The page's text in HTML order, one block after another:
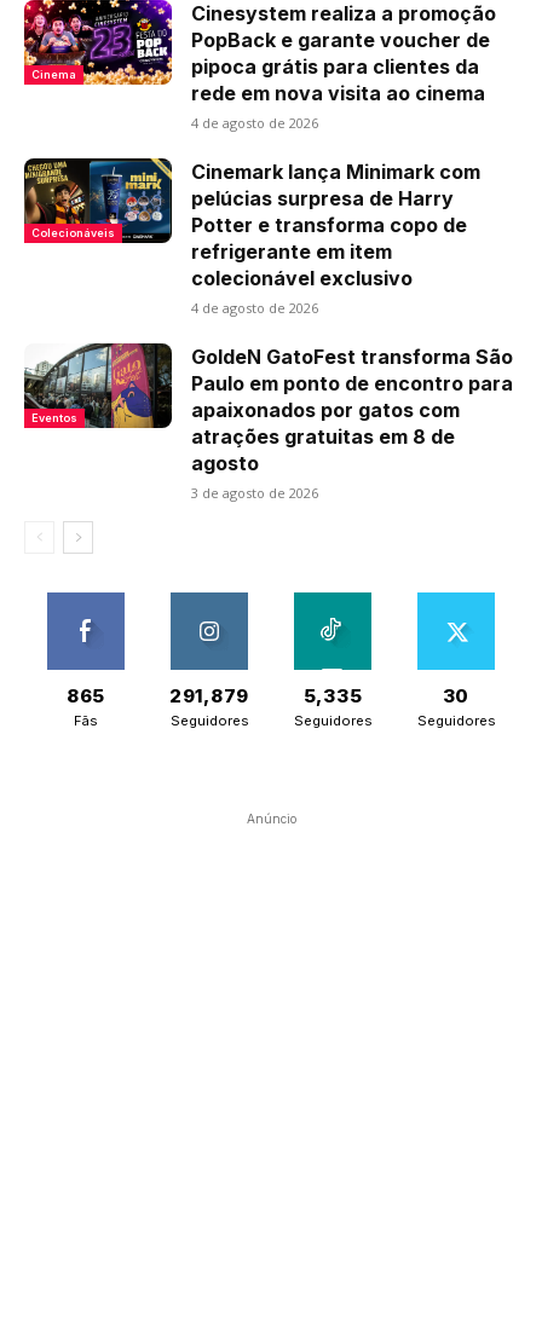
Cinema
Cinesystem realiza a promoção
PopBack e garante voucher de
pipoca grátis para clientes da
rede em nova visita ao cinema
4 de agosto de 2026
Colecionáveis
Cinemark lança Minimark com
pelúcias surpresa de Harry
Potter e transforma copo de
refrigerante em item
colecionável exclusivo
4 de agosto de 2026
Eventos
GoldeN GatoFest transforma São
Paulo em ponto de encontro para
apaixonados por gatos com
atrações gratuitas em 8 de
agosto
3 de agosto de 2026
865
Fãs
291,879
Seguidores
5,335
Seguidores
30
Seguidores
Anúncio